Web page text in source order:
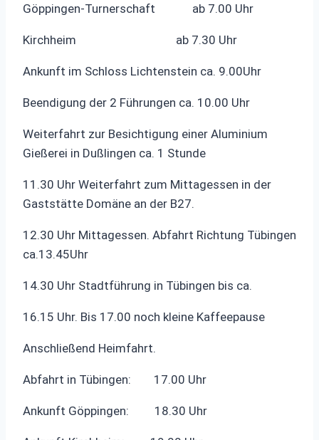
Göppingen-Turnerschaft ab 7.00 Uhr
Kirchheim ab 7.30 Uhr
Ankunft im Schloss Lichtenstein ca. 9.00Uhr
Beendigung der 2 Führungen ca. 10.00 Uhr
Weiterfahrt zur Besichtigung einer Aluminium
Gießerei in Dußlingen ca. 1 Stunde
11.30 Uhr Weiterfahrt zum Mittagessen in der
Gaststätte Domäne an der B27.
12.30 Uhr Mittagessen. Abfahrt Richtung Tübingen
ca.13.45Uhr
14.30 Uhr Stadtführung in Tübingen bis ca.
16.15 Uhr. Bis 17.00 noch kleine Kaffeepause
Anschließend Heimfahrt.
Abfahrt in Tübingen: 17.00 Uhr
Ankunft Göppingen: 18.30 Uhr